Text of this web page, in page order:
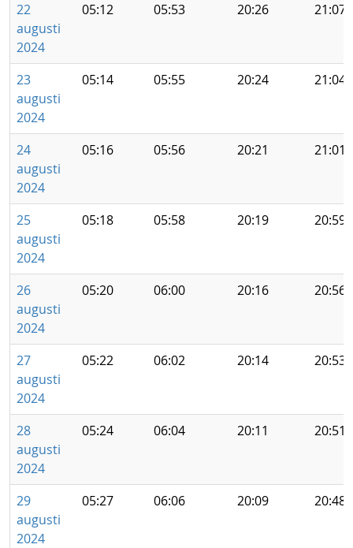
22
augusti
2024
05:12 05:53 20:26 21:07
23
augusti
2024
05:14 05:55 20:24 21:04
24
augusti
2024
05:16 05:56 20:21 21:01
25
augusti
2024
05:18 05:58 20:19 20:59
26
augusti
2024
05:20 06:00 20:16 20:56
27
augusti
2024
05:22 06:02 20:14 20:53
28
augusti
2024
05:24 06:04 20:11 20:51
29
augusti
2024
05:27 06:06 20:09 20:48